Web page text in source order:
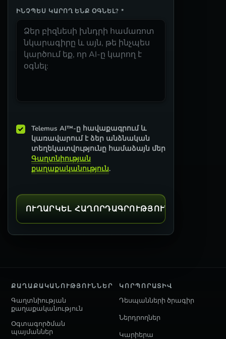
ԻՆՉՊԵՍ ԿԱՐՈՂ ԵՆՔ ՕԳՆԵԼ? *
Telemus AI™-ը հավաքագրում և
կառավարում է ձեր անձնական
տեղեկատվությունը համաձայն մեր
Գաղտնիության
քաղաքականություն.
ՔԱՂԱՔԱԿԱՆՈՒԹՅՈՒՆՆԵՐ
Գաղտնիության
քաղաքականություն
Օգտագործման
պայմաններ
ԿՈՐՊՈՐԱՏԻՎ
Դեսպանների ծրագիր
Ներդրողներ
Կարիերա